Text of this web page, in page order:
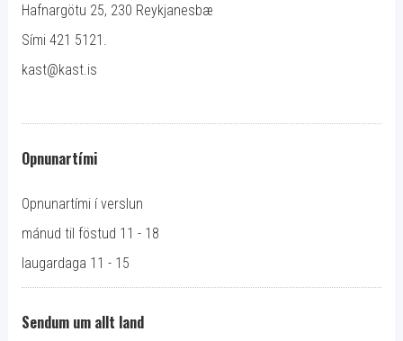
Hafnargötu 25, 230 Reykjanesbæ
Sími 421 5121.
kast@kast.is
Opnunartími
Opnunartími í verslun
mánud til föstud 11 - 18
laugardaga 11 - 15
Sendum um allt land